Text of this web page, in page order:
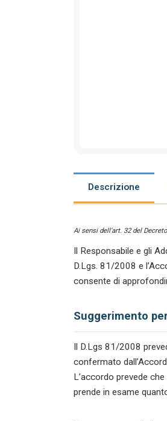
Descrizione
Ai sensi dell’art. 32 del
Il Responsabile e gli
D.Lgs. 81/2008 e
consente di
Suggerimento
Il D.Lgs 81/2008
confermato
L’accordo prevede
prende in esame